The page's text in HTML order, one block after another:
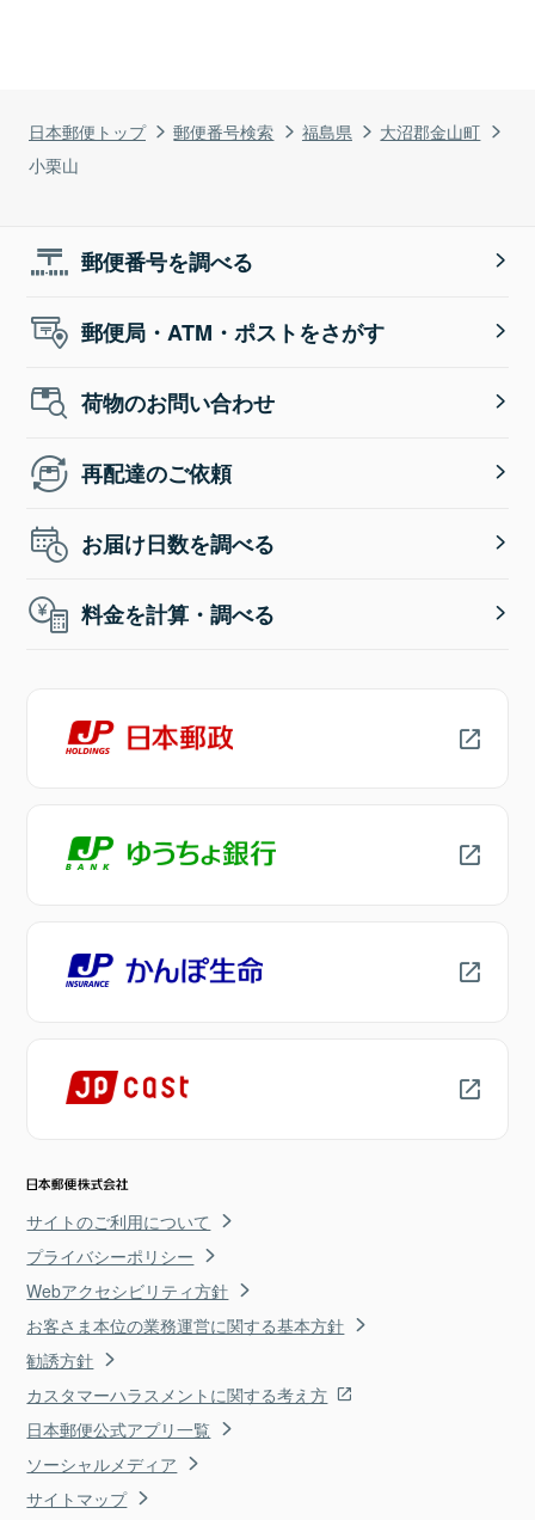
日本郵便トップ 郵便番号検索 福島県
大沼郡金山町
小栗山
郵便番号を調べる
郵便局・ATM・ポストをさがす
荷物のお問い合わせ
再配達のご依頼
お届け日数を調べる
料金を計算・調べる
サイトのご利用について
プライバシーポリシー
Webアクセシビリティ方針
お客さま本位の業務運営に関する基本方針
勧誘方針
カスタマーハラスメントに関する考え方
日本郵便公式アプリ一覧
ソーシャルメディア
サイトマップ